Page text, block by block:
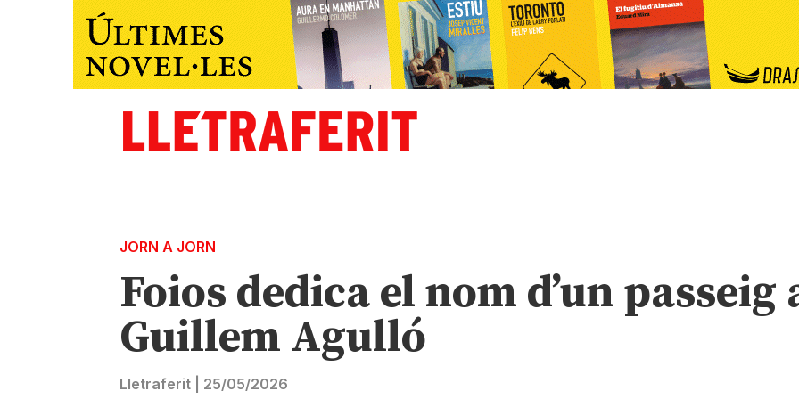
JORN A JORN
Foios dedica el nom d’un passeig
Guillem Agulló
Lletraferit 25/05/2026